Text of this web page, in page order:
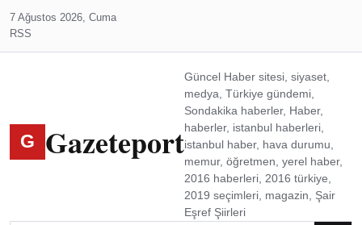
7 Ağustos 2026, Cuma
RSS
G Gazeteport
Güncel Haber sitesi, siyaset,
medya, Türkiye gündemi,
Sondakika haberler, Haber,
haberler, istanbul haberleri,
istanbul haber, hava durumu,
memur, öğretmen, yerel haber,
2016 haberleri, 2016 türkiye,
2019 seçimleri, magazin, Şair
Eşref Şiirleri